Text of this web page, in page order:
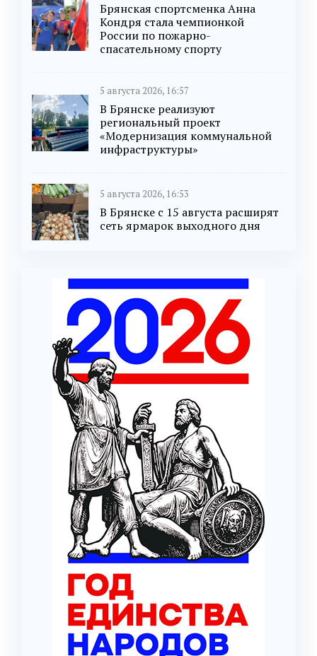
Брянская спортсменка Анна
Кондря стала чемпионкой
России по пожарно-
спасательному спорту
5 августа 2026, 16:57
В Брянске реализуют
региональный проект
«Модернизация коммунальной
инфраструктуры»
5 августа 2026, 16:53
В Брянске с 15 августа расширят
сеть ярмарок выходного дня